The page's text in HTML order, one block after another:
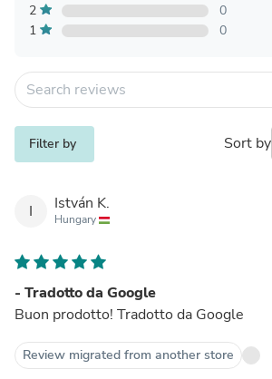
2
0
1
0
Filter by Sort by
I István K.
Hungary
- Tradotto da Google
Buon prodotto! Tradotto da Google
Review migrated from another store